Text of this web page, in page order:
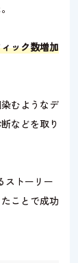
ック数増加
むようなデ
などを取り
ストーリー
ことで成功